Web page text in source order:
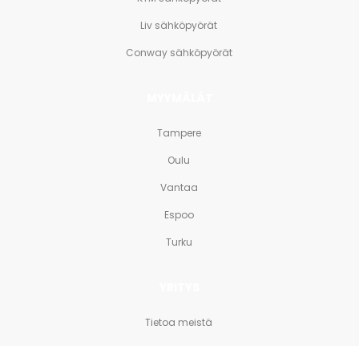
Liv sähköpyörät
Conway sähköpyörät
Tampere
Oulu
Vantaa
Espoo
Turku
Tietoa meistä